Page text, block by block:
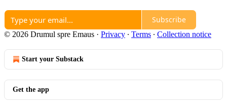
Subscribe
© 2026 Drumul spre Emaus · Privacy ∙ Terms ∙ Collection notice
Start your Substack
Get the app